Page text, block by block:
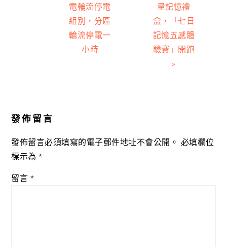
電輪流停電
組別，分區
輪流停電一
小時
量記憶禮
盒，「七日
記憶五感體
驗賽」開跑
»
發佈留言
發佈留言必須填寫的電子郵件地址不會公開。 必填欄位
標示為*
留言 *